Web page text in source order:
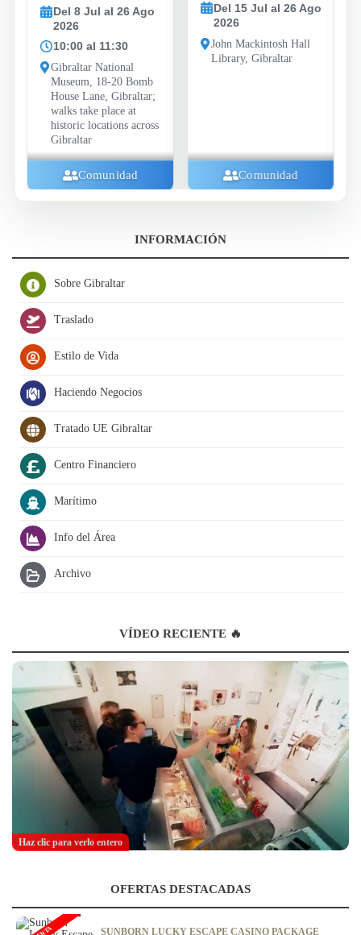
Del 8 Jul al 26 Ago
2026
10:00 al 11:30
Gibraltar National
Museum, 18-20 Bomb
House Lane, Gibraltar;
walks take place at
historic locations across
Gibraltar
Comunidad
Del 15 Jul al 26 Ago
2026
John Mackintosh Hall
Library, Gibraltar
Comunidad
INFORMACIÓN
Sobre Gibraltar
Traslado
Estilo de Vida
Haciendo Negocios
Tratado UE Gibraltar
Centro Financiero
Marítimo
Info del Área
Archivo
VÍDEO RECIENTE 🔥
Haz clic para verlo entero
OFERTAS DESTACADAS
SUNBORN LUCKY ESCAPE CASINO PACKAGE